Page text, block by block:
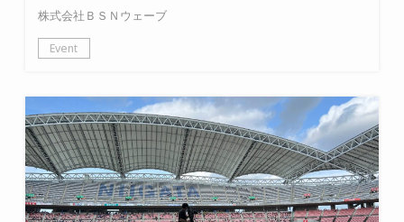
株式会社ＢＳＮウェーブ
Event